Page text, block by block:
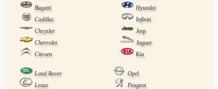
Bugatti
Hyundai
Cadillac
Infiniti
Chrysler
Jeep
Chevrolet
Jaguar
Citroen
Kia
Land Rover
Opel
Lexus
Peugeot